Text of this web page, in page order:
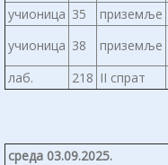
учионица 35 приземље
учионица 38 приземље
лаб.
218 II спрат
среда 03.09.2025.